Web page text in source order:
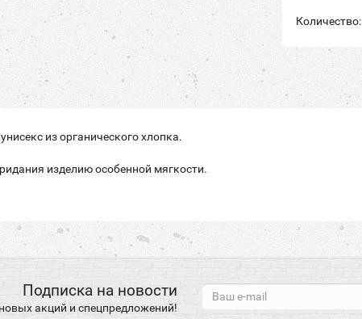
Количество:
изорганического хлопка.
изделию особенной мягкости.
Подписка на новости
акций и спецпредложений!